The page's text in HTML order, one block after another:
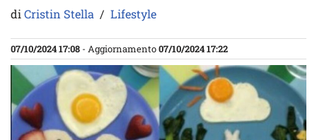
diCristin Stella Lifestyle
07/10/2024 17:08 - Aggiornamento07/10/2024 17:22